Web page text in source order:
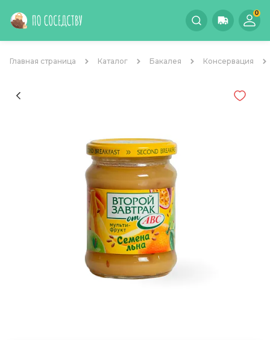
0
Главная страница Каталог Бакалея Консервация